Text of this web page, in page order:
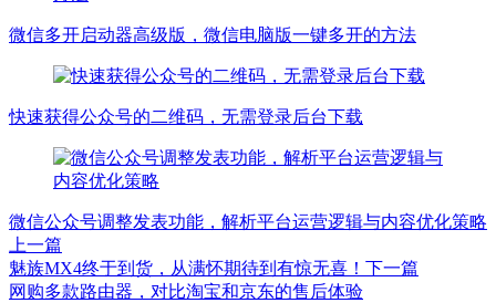
微信多开启动器高级版，微信电脑版一键多开的方法
快速获得公众号的二维码，无需登录后台下载
微信公众号调整发表功能，解析平台运营逻辑与内容优化策略
上一篇
魅族MX4终于到货，从满怀期待到有惊无喜！
下一篇
网购多款路由器，对比淘宝和京东的售后体验